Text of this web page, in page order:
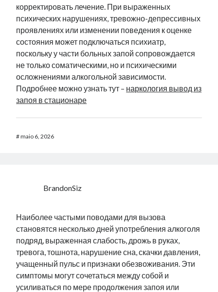
корректировать лечение. При выраженных
психических нарушениях, тревожно-депрессивных
проявлениях или изменении поведения к оценке
состояния может подключаться психиатр,
поскольку у части больных запой сопровождается
не только соматическими, но и психическими
осложнениями алкогольной зависимости.
Подробнее можно узнать тут – наркология вывод из
запоя в стационаре
#maio 6, 2026
BrandonSiz
Наиболее частыми поводами для вызова
становятся несколько дней употребления алкоголя
подряд, выраженная слабость, дрожь в руках,
тревога, тошнота, нарушение сна, скачки давления,
учащенный пульс и признаки обезвоживания. Эти
симптомы могут сочетаться между собой и
усиливаться по мере продолжения запоя или